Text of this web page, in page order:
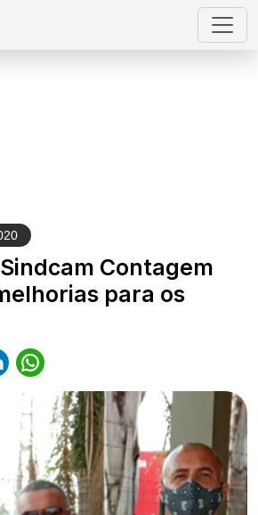
Contagem
para os